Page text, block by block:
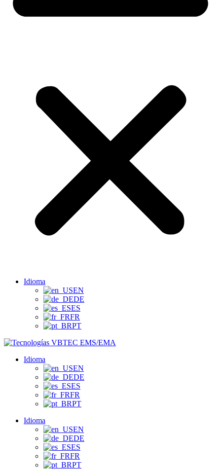
Idioma
EN
DE
ES
FR
PT
Idioma
EN
DE
ES
FR
PT
Idioma
EN
DE
ES
FR
PT